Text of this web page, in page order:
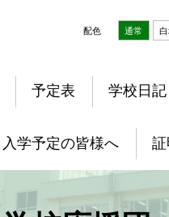
配色 通常
予定表 学校日記
入学予定の皆様へ